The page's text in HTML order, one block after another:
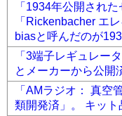
「1934年公開され
「Rickenbacher エ
biasと呼んだのが
「3端子レギュレー
とメーカーから公開
「AMラジオ： 真
類開発済」。 キット